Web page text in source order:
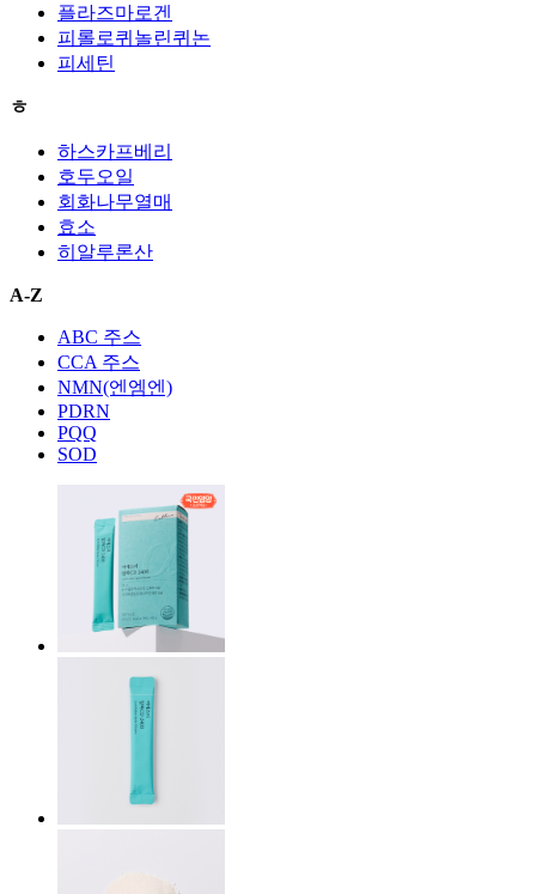
플라즈마로겐
피롤로퀴놀린퀴논
피세틴
ㅎ
하스카프베리
호두오일
회화나무열매
효소
히알루론산
A-Z
ABC 주스
CCA 주스
NMN(엔엠엔)
PDRN
PQQ
SOD